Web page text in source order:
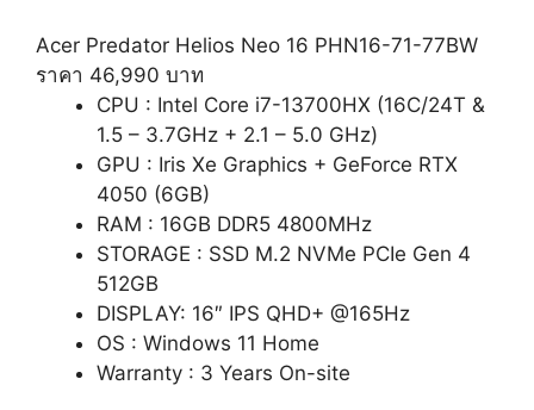
Acer Predator Helios Neo 16 PHN16-71-77BW
ราคา 46,990 บาท
CPU : Intel Core i7-13700HX (16C/24T &
1.5 – 3.7GHz + 2.1 – 5.0 GHz)
GPU : Iris Xe Graphics + GeForce RTX
4050 (6GB)
RAM : 16GB DDR5 4800MHz
STORAGE : SSD M.2 NVMe PCIe Gen 4
512GB
DISPLAY: 16″ IPS QHD+ @165Hz
OS : Windows 11 Home
Warranty : 3 Years On-site